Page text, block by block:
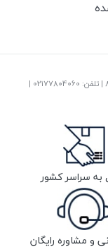
آدرس: تهران نارمک خیابان آیت بالاتر از چهارراه سرسبز پلاک876 | تلفن: ‎02177804060 |
به سراسر کشور
و مشاوره رایگان